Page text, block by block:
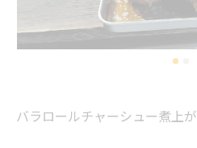
バラロールチャーシュー煮上が